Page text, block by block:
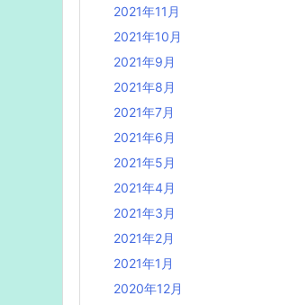
2021年11月
2021年10月
2021年9月
2021年8月
2021年7月
2021年6月
2021年5月
2021年4月
2021年3月
2021年2月
2021年1月
2020年12月